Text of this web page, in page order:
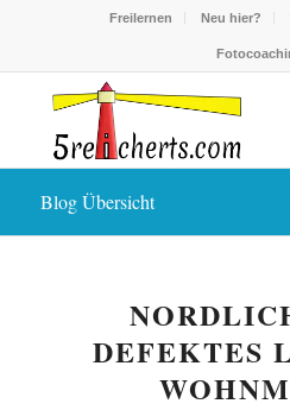
Freilernen Neu hier?
Blog Übersicht
DEFEKTES